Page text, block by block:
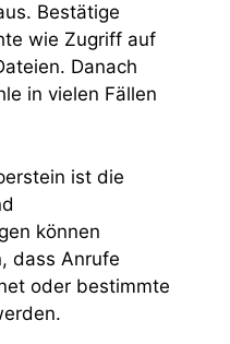
Bestätige
wie Zugriff auf
Danach
in vielen Fällen
ist die
können
dass Anrufe
oder bestimmte